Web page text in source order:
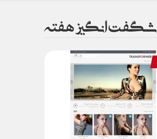
شگفت انگیز هفته